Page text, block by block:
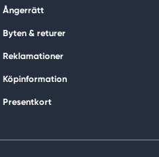
Ångerrätt
Byten & returer
Reklamationer
Köpinformation
Presentkort